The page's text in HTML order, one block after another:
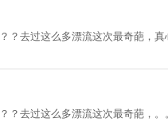
去过这么多漂流这次最奇葩，
去过这么多漂流这次最奇葩，